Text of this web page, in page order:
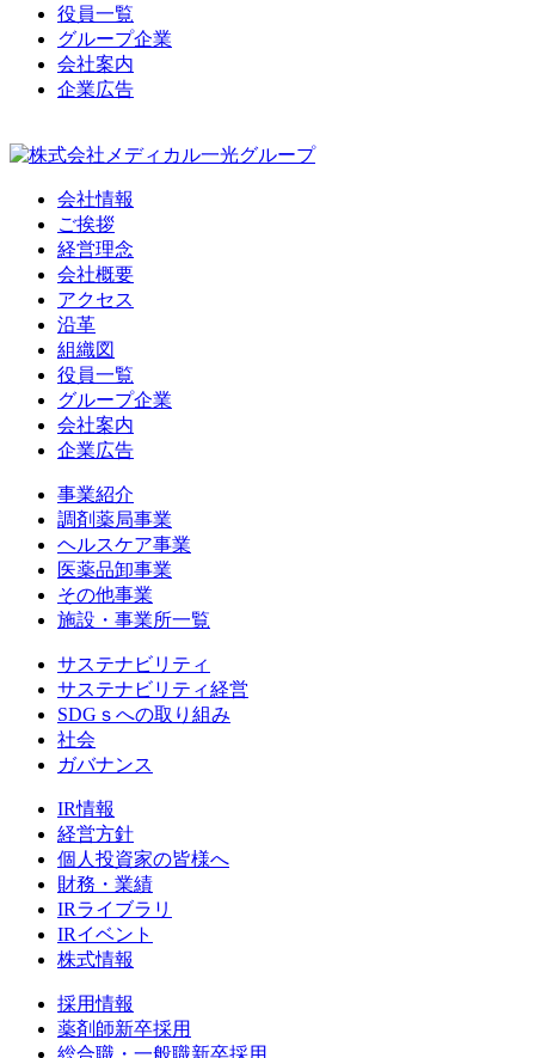
役員一覧
グループ企業
会社案内
企業広告
会社情報
ご挨拶
経営理念
会社概要
アクセス
沿革
組織図
役員一覧
グループ企業
会社案内
企業広告
事業紹介
調剤薬局事業
ヘルスケア事業
医薬品卸事業
その他事業
施設・事業所一覧
サステナビリティ
サステナビリティ経営
SDGｓへの取り組み
社会
ガバナンス
IR情報
経営方針
個人投資家の皆様へ
財務・業績
IRライブラリ
IRイベント
株式情報
採用情報
薬剤師新卒採用
総合職・一般職新卒採用